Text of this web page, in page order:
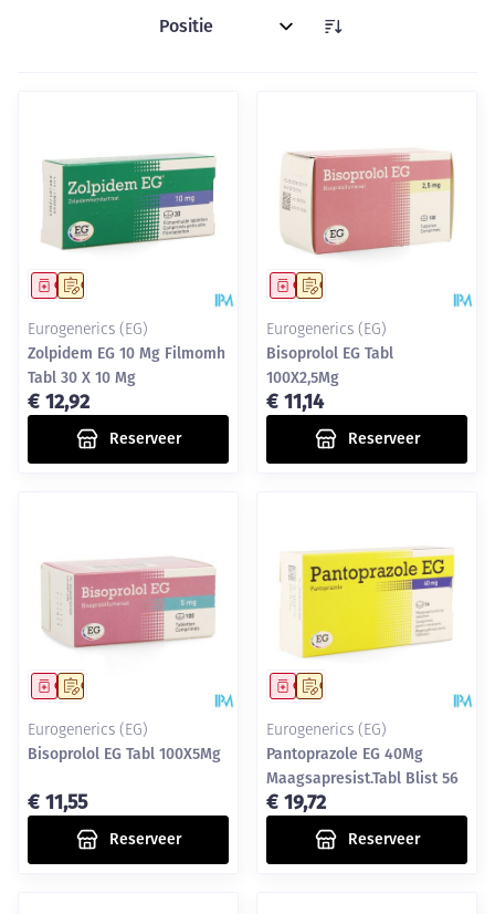
Sorteer op:
Op voorschrift
Geneesmiddel
Eurogenerics (EG)
Zolpidem EG 10 Mg Filmomh
Tabl 30 X 10 Mg
€ 12,92
Reserveer
Op voorschrift
Geneesmiddel
Eurogenerics (EG)
Bisoprolol EG Tabl
100X2,5Mg
€ 11,14
Reserveer
Op voorschrift
Geneesmiddel
Eurogenerics (EG)
Bisoprolol EG Tabl 100X5Mg
€ 11,55
Reserveer
Op voorschrift
Geneesmiddel
Eurogenerics (EG)
Pantoprazole EG 40Mg
Maagsapresist.Tabl Blist 56
€ 19,72
Reserveer